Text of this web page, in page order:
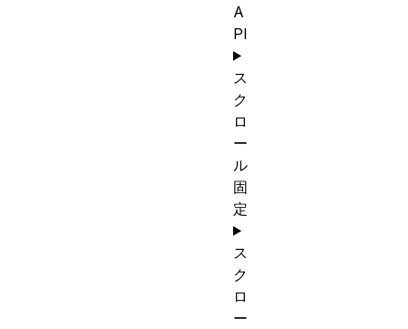
A
PI
ス
ク
ロ
ー
ル
固
定
ス
ク
ロ
ー